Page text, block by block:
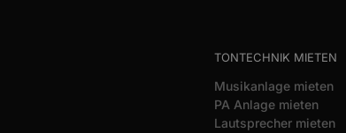
TONTECHNIK MIETEN
Musikanlage mieten
PA Anlage mieten
Lautsprecher mieten